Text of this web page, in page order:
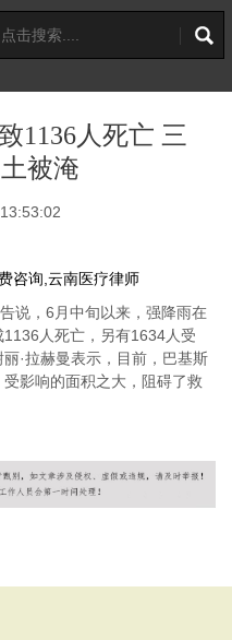
1136人死亡 三
被淹
咨询,云南医疗律师
说，6月中旬以来，强降雨在
人死亡，另有1634人受
·拉赫曼表示，目前，巴基斯
影响的面积之大，阻碍了救